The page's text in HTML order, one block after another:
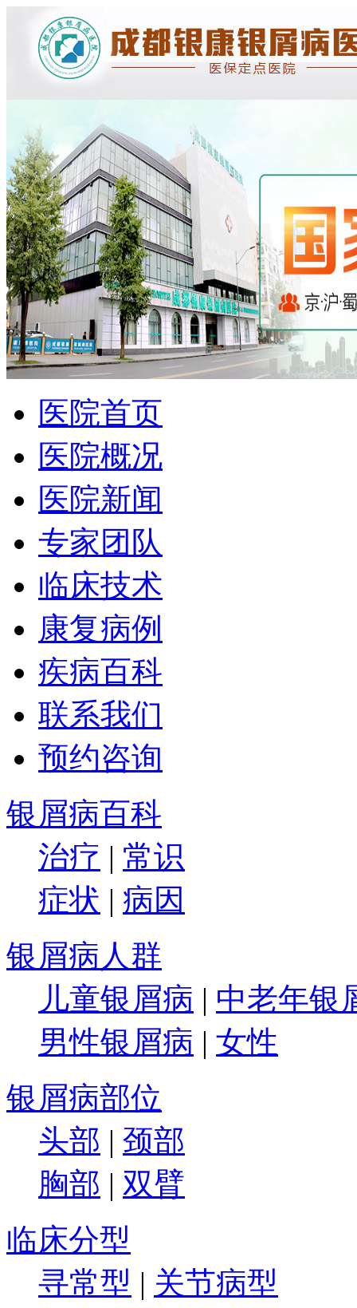
医院首页
医院概况
医院新闻
专家团队
临床技术
康复病例
疾病百科
联系我们
预约咨询
银屑病百科
治疗 | 常识
症状 | 病因
银屑病人群
儿童银屑病 | 中老年银
男性银屑病 | 女性
银屑病部位
头部 | 颈部
胸部 | 双臂
临床分型
寻常型 | 关节病型